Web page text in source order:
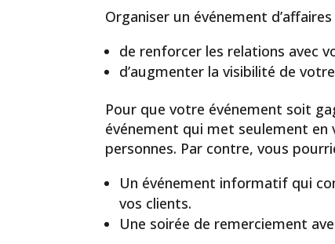
Organiser un événement
de renforcer les relations avec
d’augmenter la visibilité de
Pour que votre événement soit
événement qui met seulement
personnes. Par contre, vous
Un événement informatif qui
vos clients.
Une soirée de remerciement